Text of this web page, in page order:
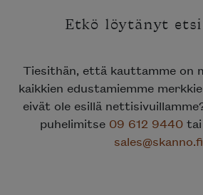
Etkö löytänyt
Tiesithän, että kauttamme on
kaikkien edustamiemme
eivät ole esillä
puhelimitse 09 612 9440tai
sales@skanno.fi